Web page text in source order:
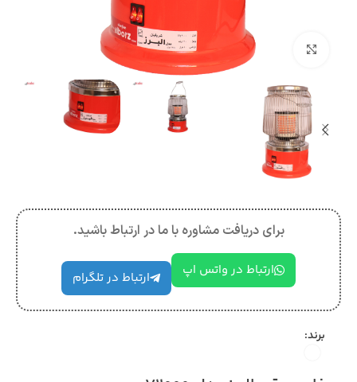
بزرگنمایی تصویر
برای دریافت مشاوره با ما در ارتباط باشید.
ارتباط در واتس اپ ارتباط در تلگرام
برند: